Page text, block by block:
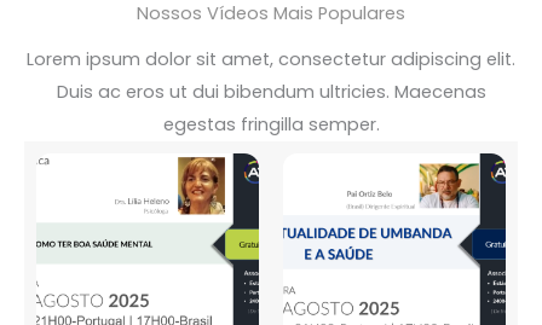
Nossos Vídeos Mais Populares
Lorem ipsum dolor sit amet, consectetur adipiscing elit.
Duis ac eros ut dui bibendum ultricies. Maecenas
egestas fringilla semper.